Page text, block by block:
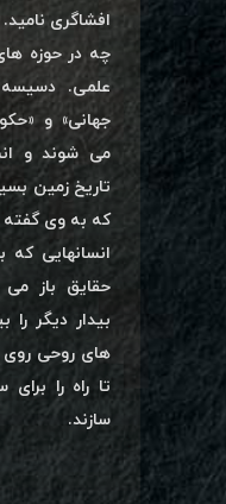
افشاگری
چه در حوزه
علمی.
جهانی» و
می شوند و
تاریخ زمین
که به وی گفته
انسانهایی
حقایق باز می
بیدار دیگر را
های روحی
تا راه را
سازند.